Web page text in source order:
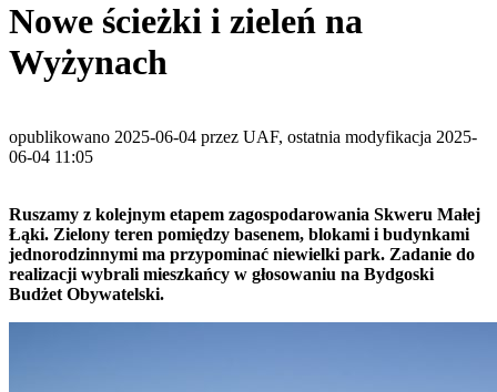
Nowe ścieżki i zieleń na
Wyżynach
opublikowano 2025-06-04 przez UAF, ostatnia modyfikacja 2025-
06-04 11:05
Ruszamy z kolejnym etapem zagospodarowania Skweru Małej
Łąki. Zielony teren pomiędzy basenem, blokami i budynkami
jednorodzinnymi ma przypominać niewielki park. Zadanie do
realizacji wybrali mieszkańcy w głosowaniu na Bydgoski
Budżet Obywatelski.